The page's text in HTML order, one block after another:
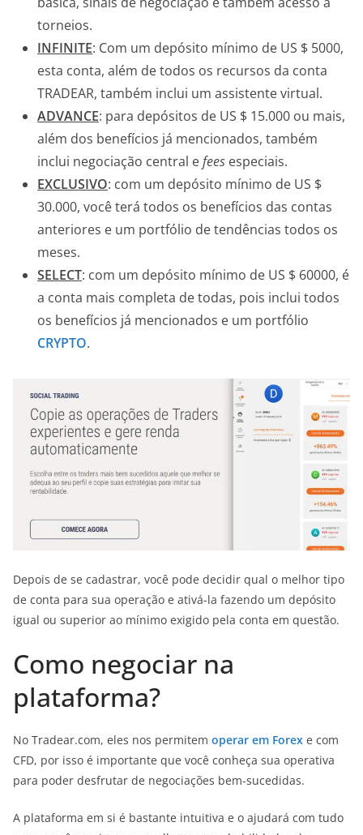
torneios.
INFINITE: Com um depósito mínimo de US $ 5000,
esta conta, além de todos os recursos da conta
TRADEAR, também inclui um assistente virtual.
ADVANCE: para depósitos de US $ 15.000 ou mais,
além dos benefícios já mencionados, também
inclui negociação central efees especiais.
EXCLUSIVO: com um depósito mínimo de US $
30.000, você terá todos os benefícios das contas
anteriores e um portfólio de tendências todos os
meses.
SELECT: com um depósito mínimo de US $ 60000, é
a conta mais completa de todas, pois inclui todos
os benefícios já mencionados e um portfólio
CRYPTO.
Depois de se cadastrar, você pode decidir qual o melhor tipo
de conta para sua operação e ativá-la fazendo um depósito
igual ou superior ao mínimo exigido pela conta em questão.
Como negociar na
plataforma?
No Tradear.com, eles nos permitem operar em Forex e com
CFD, por isso é importante que você conheça sua operativa
para poder desfrutar de negociações bem-sucedidas.
A plataforma em si é bastante intuitiva e o ajudará com tudo